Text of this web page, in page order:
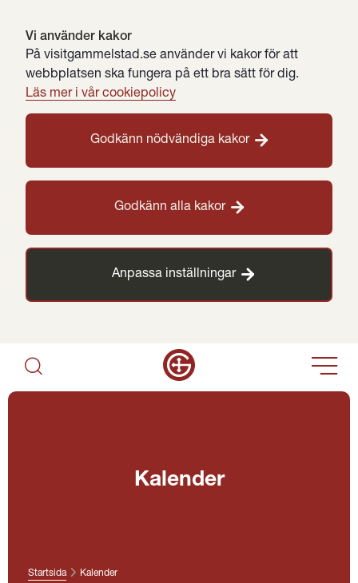
Vi använder kakor
På visitgammelstad.se använder vi kakor för att
webbplatsen ska fungera på ett bra sätt för dig.
Läs mer i vår cookiepolicy
Godkänn nödvändiga kakor
Godkänn alla kakor
Anpassa inställningar
Kalender
Startsida Kalender